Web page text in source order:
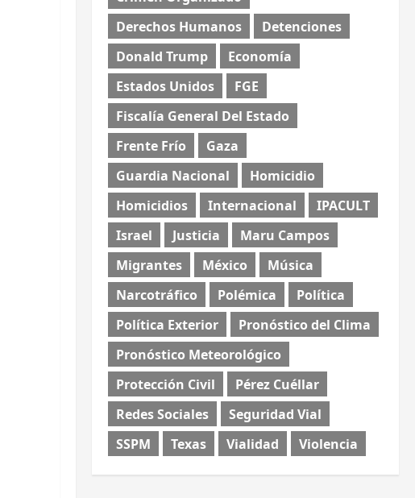
Derechos Humanos
Detenciones
Donald Trump
Economía
Estados Unidos
FGE
Fiscalía General Del Estado
Frente Frío
Gaza
Guardia Nacional
Homicidio
Homicidios
Internacional
IPACULT
Israel
Justicia
Maru Campos
Migrantes
México
Música
Narcotráfico
Polémica
Política
Política Exterior
Pronóstico del Clima
Pronóstico Meteorológico
Protección Civil
Pérez Cuéllar
Redes Sociales
Seguridad Vial
SSPM
Texas Vialidad Violencia